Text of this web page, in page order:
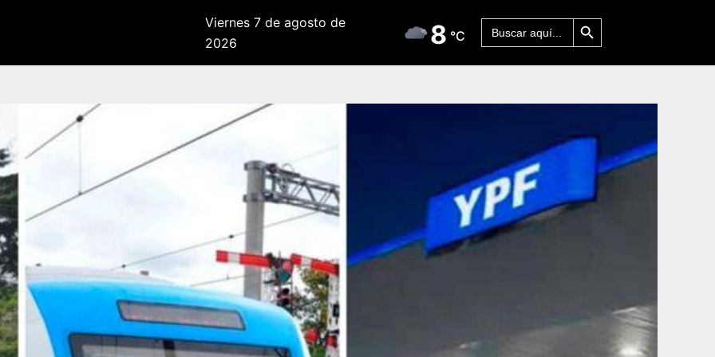
Viernes 7 de agosto de
2026
8 °C
Buscar: Botón de búsqueda